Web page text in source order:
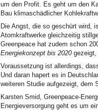
um den Profit. Es geht um den
Bau klimaschädlicher
Die Angst, die so geschürt wird,
Atomkraftwerke gleichzeitig
Greenpeace hat zudem schon
Energiekonzept bis 2020 gezeigt,
Voraussetzung ist allerdings,
Und daran hapert es in
weiteren Studie aufgezeigt, dem
Karsten Smid, Greenpeace-
Energieversorgung geht es um